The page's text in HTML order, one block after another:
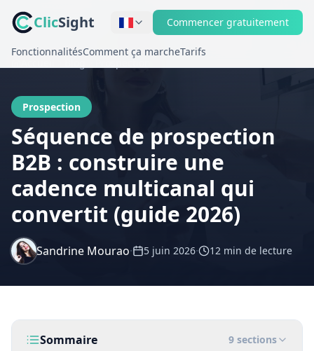
ClicSight Commencer gratuitement
FonctionnalitésComment ça marcheTarifs
Prospection
Prospection
Séquence de prospection
B2B : construire une
cadence multicanal qui
convertit (guide 2026)
Sandrine Mourao· 5 juin 2026· 12 min de lecture
Sommaire 9 sections